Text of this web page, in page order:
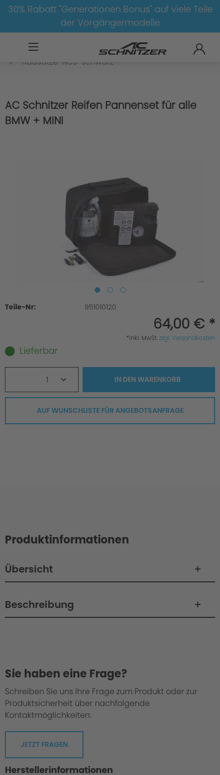
30% Rabatt "Generationen Bonus" auf viele Teile
der Vorgängermodelle
X5M-F95
Radsätze-AC5-schwarz
AC Schnitzer Reifen Pannenset für alle
BMW + MINI
Teile-Nr: 951010120
64,00 € *
*inkl. MwSt.zzgl. Versandkosten
Lieferbar
1 IN DENWARENKORB
AUF WUNSCHLISTE FÜR ANGEBOTSANFRAGE
Produktinformationen
Übersicht
Beschreibung
Sie haben eine Frage?
Schreiben Sie uns Ihre Frage zum Produkt oder zur
Produktsicherheit über nachfolgende
Kontaktmöglichkeiten:
JETZT FRAGEN
Herstellerinformationen